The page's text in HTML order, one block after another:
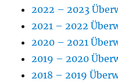
2022 – 2023
2021 – 2022
2020 – 2021
2019 – 2020
2018 – 2019